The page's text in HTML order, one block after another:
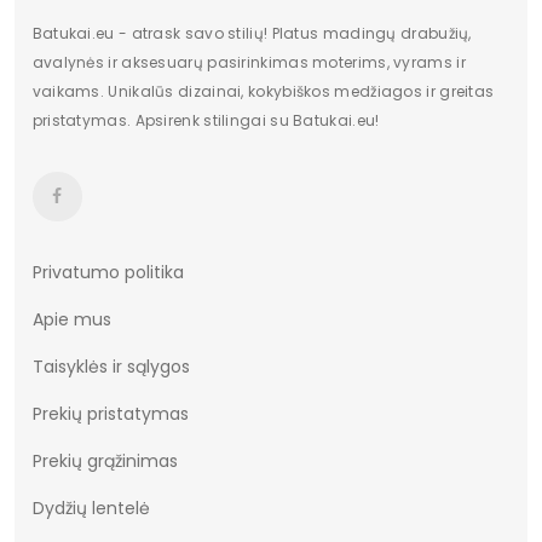
Batukai.eu - atrask savo stilių! Platus madingų drabužių,
avalynės ir aksesuarų pasirinkimas moterims, vyrams ir
vaikams. Unikalūs dizainai, kokybiškos medžiagos ir greitas
pristatymas. Apsirenk stilingai su Batukai.eu!
Privatumo politika
Apie mus
Taisyklės ir sąlygos
Prekių pristatymas
Prekių grąžinimas
Dydžių lentelė